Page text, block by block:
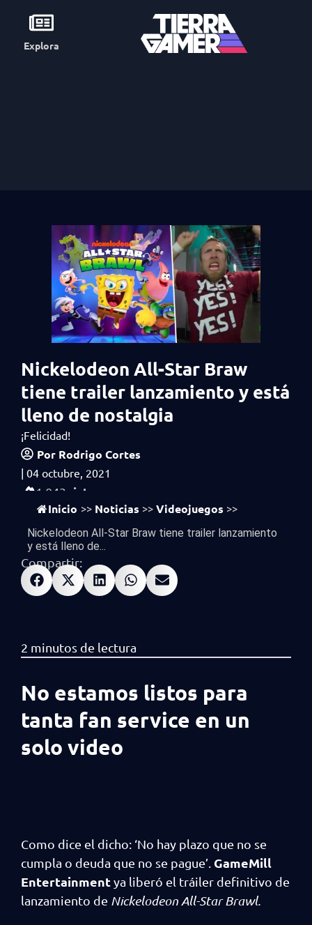
Explora
Nickelodeon All-Star Braw
tiene trailer lanzamiento y está
lleno de nostalgia
¡Felicidad!
Por Rodrigo Cortes
| 04 octubre, 2021
1,043 vistas
Inicio >> Noticias >> Videojuegos >>
Nickelodeon All-Star Braw tiene trailer lanzamiento
y está lleno de...
Compartir:
No estamos listos para
tanta fan service en un
solo video
Como dice el dicho: ‘No hay plazo que no se
cumpla o deuda que no se pague’. GameMill
Entertainmentya liberó el tráiler definitivo de
lanzamiento de Nickelodeon All-Star Brawl.